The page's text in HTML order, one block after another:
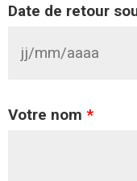
Date de retour
Votre nom *